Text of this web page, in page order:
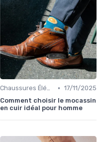
Chaussures Élégantes et de Cérémonie • 17/11/2025
Comment choisir le mocassin
en cuir idéal pour homme